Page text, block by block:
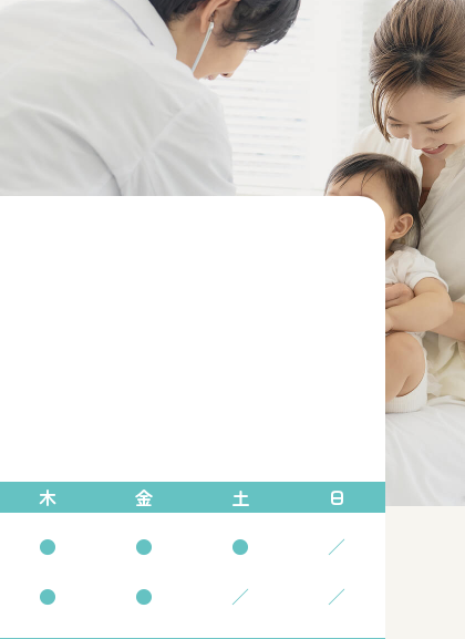
木 金 土 日
● ● ● ／
● ● ／ ／